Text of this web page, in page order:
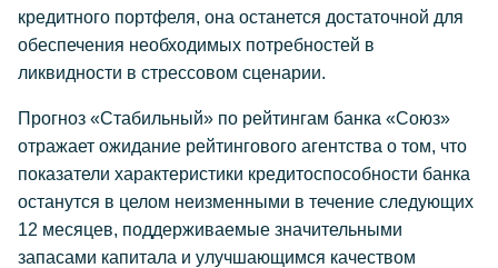
кредитного портфеля, она останется достаточной для
обеспечения необходимых потребностей в
ликвидности в стрессовом сценарии.
Прогноз «Стабильный» по рейтингам банка «Союз»
отражает ожидание рейтингового агентства о том, что
показатели характеристики кредитоспособности банка
останутся в целом неизменными в течение следующих
12 месяцев, поддерживаемые значительными
запасами капитала и улучшающимся качеством